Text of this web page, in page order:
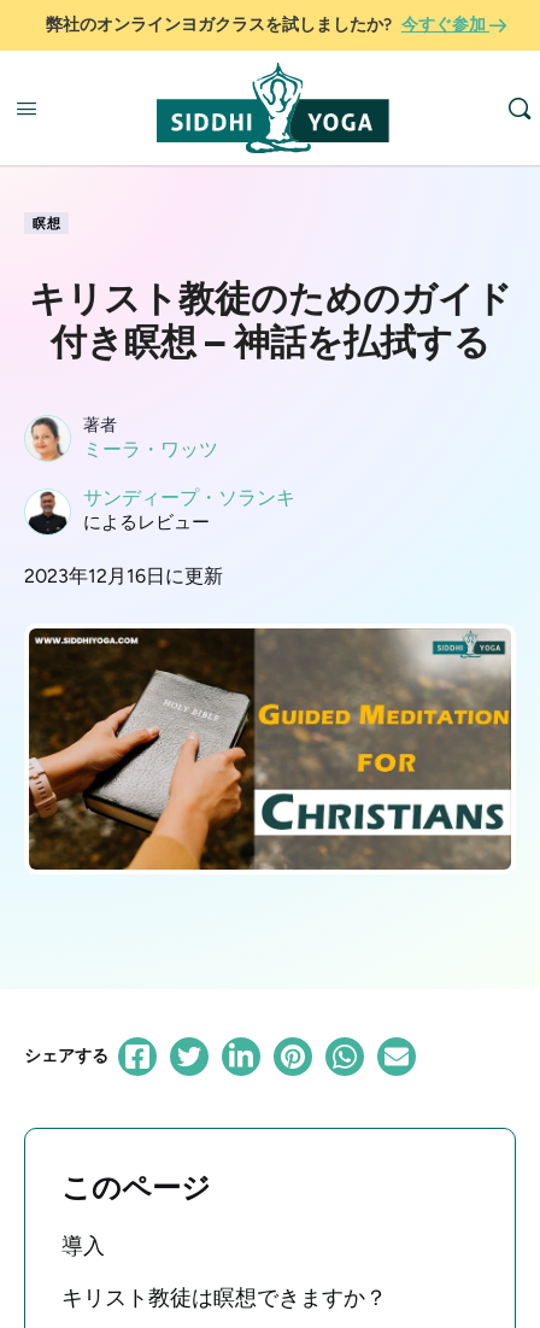
弊社のオンラインヨガクラスを試しましたか? 今すぐ参加
瞑想
キリスト教徒のためのガイド
付き瞑想 – 神話を払拭する
著者
ミーラ・ワッツ
サンディープ・ソランキ
によるレビュー
2023年12月16日に更新
シェアする
このページ
導入
キリスト教徒は瞑想できますか？